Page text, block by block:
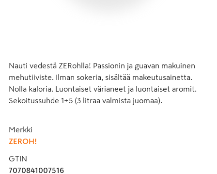
Nauti vedestä ZERohlla! Passionin ja guavan makuinen
mehutiiviste. Ilman sokeria, sisältää makeutusainetta.
Nolla kaloria. Luontaiset värianeet ja luontaiset aromit.
Sekoitussuhde 1+5 (3 litraa valmista juomaa).
Merkki
ZEROH!
GTIN
7070841007516